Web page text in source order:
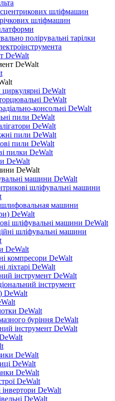
шліфмашин
шліфмашин
полірувальні тарілки
DeWalt
DeWalt
DeWalt
DeWalt
консольні DeWalt
пили DeWalt
DeWalt
пили DeWalt
пили DeWalt
пилки DeWalt
DeWalt
DeWalt
машини DeWalt
шліфувальні машини
машини
DeWalt
шліфувальні машини DeWalt
шліфувальні машини
DeWalt
компресори DeWalt
ліхтарі DeWalt
інструмент DeWalt
інструмент
DeWalt
DeWalt
буріння DeWalt
інструмент DeWalt
DeWalt
DeWalt
DeWalt
DeWalt
інвертори DeWalt
DeWalt